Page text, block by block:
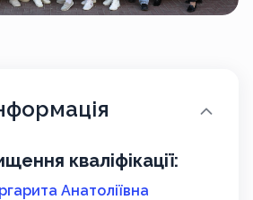
кваліфікації:
Анатоліївна